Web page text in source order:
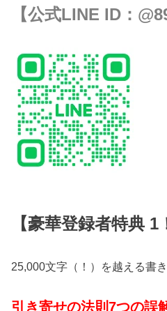
【公式LINE ID：
【豪華登録者特典 1
25,000文字（！）を越える書
引き寄せの法則7つの誤